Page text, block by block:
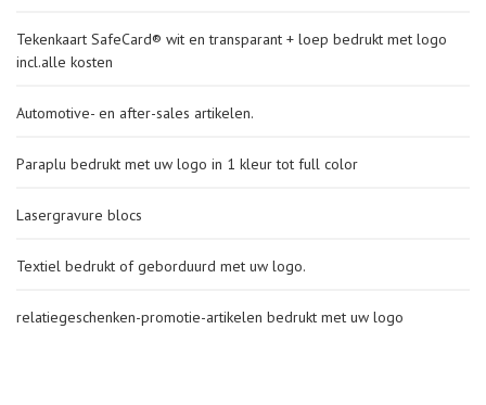
Tekenkaart SafeCard® wit en transparant + loep bedrukt met logo
incl.alle kosten
Automotive- en after-sales artikelen.
Paraplu bedrukt met uw logo in 1 kleur tot full color
Lasergravure blocs
Textiel bedrukt of geborduurd met uw logo.
relatiegeschenken-promotie-artikelen bedrukt met uw logo